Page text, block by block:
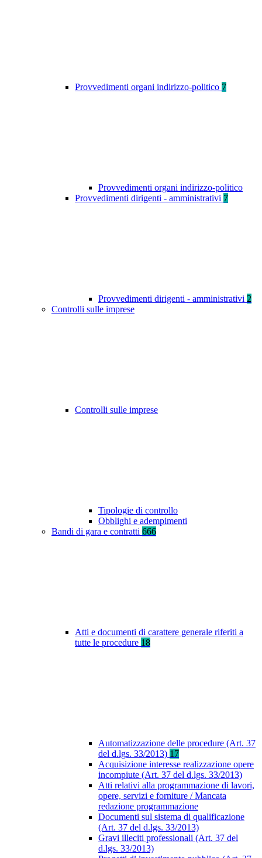
Provvedimenti organi indirizzo-politico 7
Provvedimenti organi indirizzo-politico
Provvedimenti dirigenti - amministrativi 7
Provvedimenti dirigenti - amministrativi 2
Controlli sulle imprese
Controlli sulle imprese
Tipologie di controllo
Obblighi e adempimenti
Bandi di gara e contratti 666
Atti e documenti di carattere generale riferiti a
tutte le procedure 18
Automatizzazione delle procedure (Art. 37
del d.lgs. 33/2013) 17
Acquisizione interesse realizzazione opere
incompiute (Art. 37 del d.lgs. 33/2013)
Atti relativi alla programmazione di lavori,
opere, servizi e forniture / Mancata
redazione programmazione
Documenti sul sistema di qualificazione
(Art. 37 del d.lgs. 33/2013)
Gravi illeciti professionali (Art. 37 del
d.lgs. 33/2013)